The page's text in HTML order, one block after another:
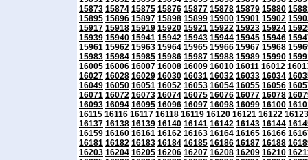
15873 15874 15875 15876 15877 15878 15879 15880
15895 15896 15897 15898 15899 15900 15901 15902
15917 15918 15919 15920 15921 15922 15923 15924
15939 15940 15941 15942 15943 15944 15945 15946
15961 15962 15963 15964 15965 15966 15967 15968
15983 15984 15985 15986 15987 15988 15989 15990
16005 16006 16007 16008 16009 16010 16011 16012
16027 16028 16029 16030 16031 16032 16033 16034
16049 16050 16051 16052 16053 16054 16055 16056
16071 16072 16073 16074 16075 16076 16077 16078
16093 16094 16095 16096 16097 16098 16099 16100
16115 16116 16117 16118 16119 16120 16121 16122 16123
16137 16138 16139 16140 16141 16142 16143 16144
16159 16160 16161 16162 16163 16164 16165 16166
16181 16182 16183 16184 16185 16186 16187 16188
16203 16204 16205 16206 16207 16208 16209 16210